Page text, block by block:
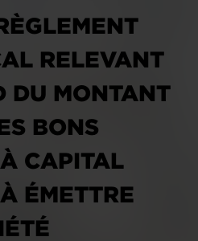
RELEVANT
DU MONTANT
BONS
CAPITAL
ÉMETTRE